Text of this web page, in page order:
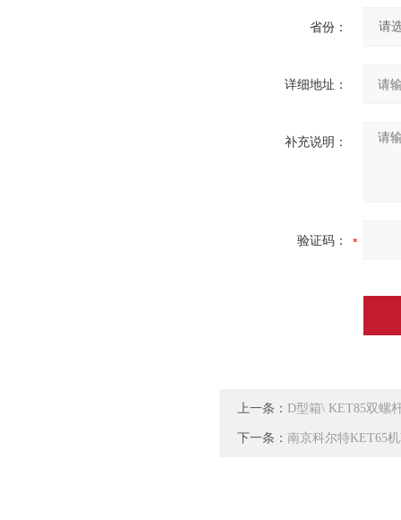
省份：
详细地址：
补充说明：
验证码：
上一条： D型箱\ KET85双螺
下一条： 南京科尔特KET65